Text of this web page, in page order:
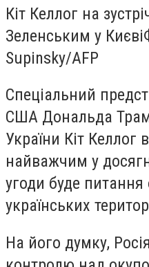
Кіт Келлог на
Зеленським у
Supinsky/AFP
Спеціальний
США Дональда
України Кіт Келлог
найважчим у
угоди буде
українських
На його думку,